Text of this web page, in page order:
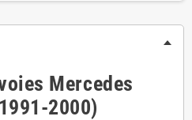
Mercedes
2000)